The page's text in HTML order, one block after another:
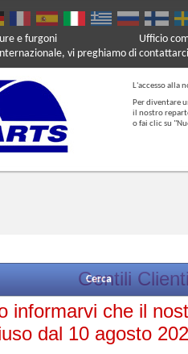
e furgoni
vi preghiamo di
Ufficio
L'accesso alla
Per diventare
il nostro
o fai clic su
Cerca
Gentili
informarvi che il
dal 10 agosto